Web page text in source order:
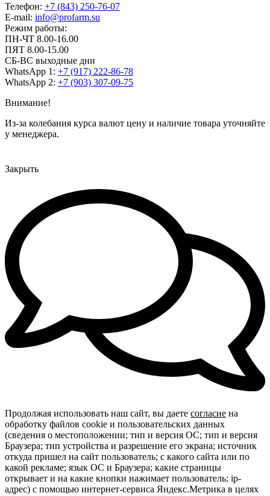
Телефон: +7 (843) 250-76-07
E-mail: info@profarm.su
Режим работы:
ПН-ЧТ 8.00-16.00
ПЯТ 8.00-15.00
СБ-ВС выходные дни
WhatsApp 1: +7 (917) 222-86-78
WhatsApp 2: +7 (903) 307-09-75
Внимание!
Из-за колебания курса валют цену и наличие товара уточняйте
у менеджера.
Закрыть
Продолжая использовать наш сайт, вы даете согласие на
обработку файлов cookie и пользовательских данных
(сведения о местоположении; тип и версия ОС; тип и версия
Браузера; тип устройства и разрешение его экрана; источник
откуда пришел на сайт пользователь; с какого сайта или по
какой рекламе; язык ОС и Браузера; какие страницы
открывает и на какие кнопки нажимает пользователь; ip-
адрес) с помощью интернет-сервиса Яндекс.Метрика в целях